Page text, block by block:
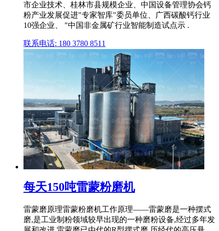
市企业技术、桂林市县规模企业、中国设备管理协会钙
粉产业发展促进"专家智库"委员单位、广西碳酸钙行业
10强企业、 "中国非金属矿行业智能制造试点示 .
联系电话: 180 3780 8511
每天150吨雷蒙粉磨机
雷蒙磨原理雷蒙粉磨机工作原理——雷蒙磨是一种摆式
磨,是工业制粉领域较早出现的一种磨粉设备,经过多年发